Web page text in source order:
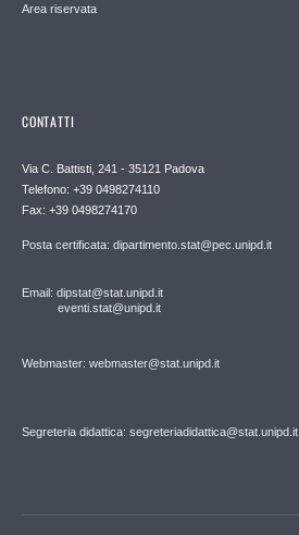
Area riservata
CONTATTI
Via C. Battisti, 241 - 35121 Padova
Telefono: +39 0498274110
Fax: +39 0498274170
Posta certificata: dipartimento.stat@pec.unipd.it
Email: dipstat@stat.unipd.it
eventi.stat@unipd.it
Webmaster: webmaster@stat.unipd.it
Segreteria didattica: segreteriadidattica@stat.unipd.it